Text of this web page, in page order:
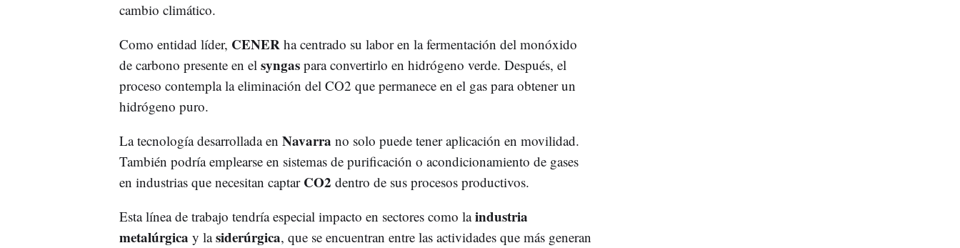
cambio climático.
Como entidad líder, CENERha centrado su labor en la fermentación del monóxido
de carbono presente en el syngaspara convertirlo en hidrógeno verde. Después, el
proceso contempla la eliminación del CO2 que permanece en el gas para obtener un
hidrógeno puro.
La tecnología desarrollada en Navarra no solo puede tener aplicación en movilidad.
También podría emplearse en sistemas de purificación o acondicionamiento de gases
en industrias que necesitan captar CO2 dentro de sus procesos productivos.
Esta línea de trabajo tendría especial impacto en sectores como laindustria
metalúrgica y lasiderúrgica, que se encuentran entre las actividades que más generan